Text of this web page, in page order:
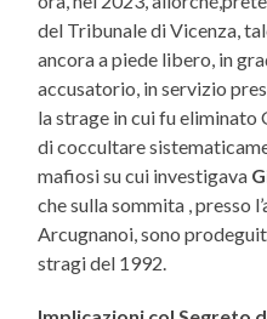
del Tribunale di Vicenza,
ancora a piede libero, in
accusatorio, in servizio
la strage in cui fu eliminato
di coccultare
mafiosi su cui investigava
che sulla sommita , presso
Arcugnanoi, sono
stragi del 1992.